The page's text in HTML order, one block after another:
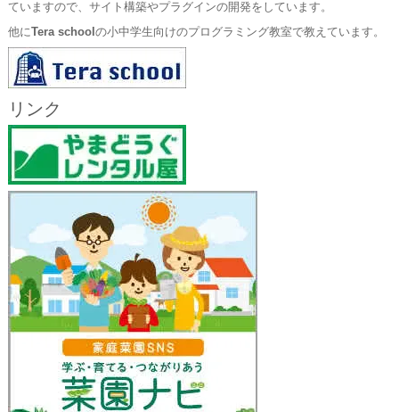
ていますので、サイト構築やプラグインの開発をしています。
他にTera school の小中学生向けのプログラミング教室で教えています。
リンク